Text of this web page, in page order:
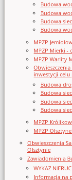
Budowa
Budowa
Budowa
Budowa
MPZP
MPZP Mierki -
MPZP Warlity
inwestycji celu
Budowa
Budowa
Budowa
Budowa
MPZP
MPZP
Obwieszczenia
Olsztynie
Zawiadomienia
WYKAZ
Informacja na